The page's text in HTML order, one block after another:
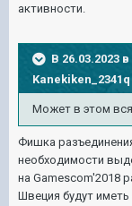
активности.
В 26.03.2023
Kanekiken_2341q
Может в этом
Фишка
необходимости
на Gamescom'2018
Швеция будут